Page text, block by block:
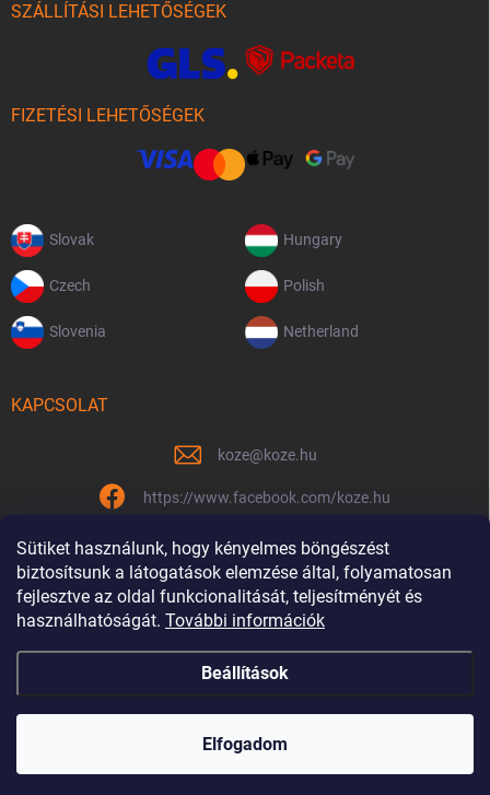
Sütiket használunk, hogy kényelmes böngészést
biztosítsunk a látogatások elemzése által, folyamatosan
fejlesztve az oldal funkcionalitását, teljesítményét és
használhatóságát. További információk
Beállítások
Elfogadom
SZÁLLÍTÁSI LEHETŐSÉGEK
FIZETÉSI LEHETŐSÉGEK
Slovak Hungary
Czech Polish
Slovenia Netherland
KAPCSOLAT
koze@koze.hu
https://www.facebook.com/koze.hu
koze.hu
Már 9 éve vagyunk együtt
Koze.hu . Minden jog fenntartva.